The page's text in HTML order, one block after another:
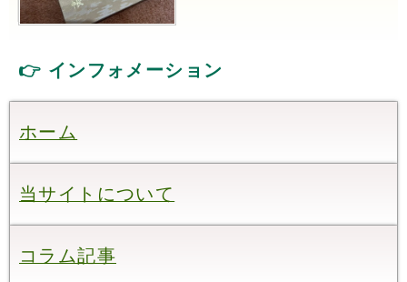
👉 インフォメーション
ホーム
当サイトについて
コラム記事